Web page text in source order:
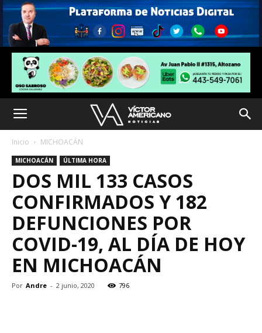
Inicio MICHOACÁN
MICHOACÁN ÚLTIMA HORA
DOS MIL 133 CASOS
CONFIRMADOS Y 182
DEFUNCIONES POR
COVID-19, AL DÍA DE HOY
EN MICHOACÁN
Por Andre - 2 junio, 2020 796